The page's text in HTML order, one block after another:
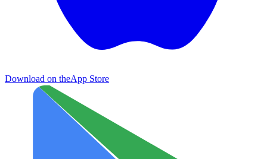
Download on theApp Store